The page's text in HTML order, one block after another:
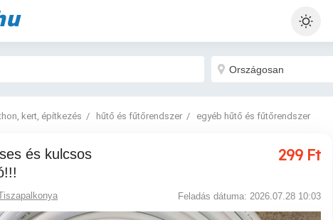
kert, építkezés hűtő és fűtőrendszer egyéb hűtő és fűtőrendszer
299 Ft
Feladás dátuma: 2026.07.28 10:03